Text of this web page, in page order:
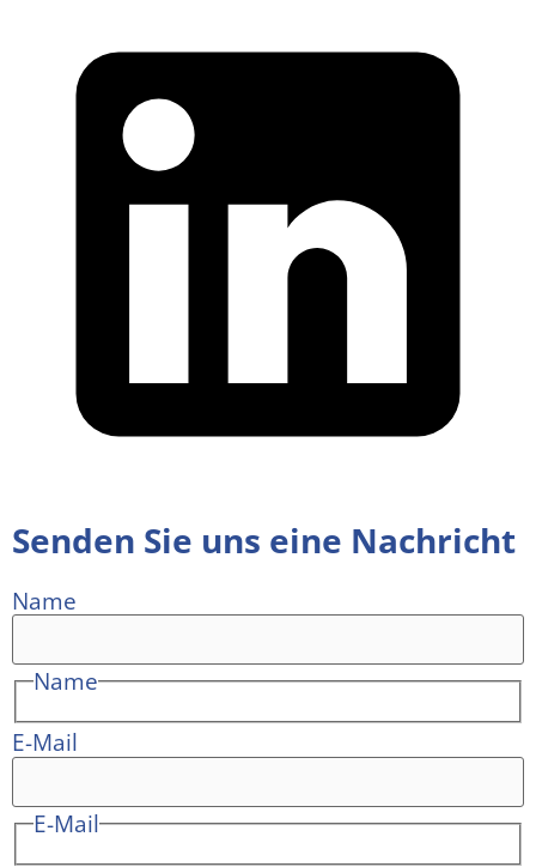
Senden Sie uns eine Nachricht
Name
Name
E-Mail
E-Mail